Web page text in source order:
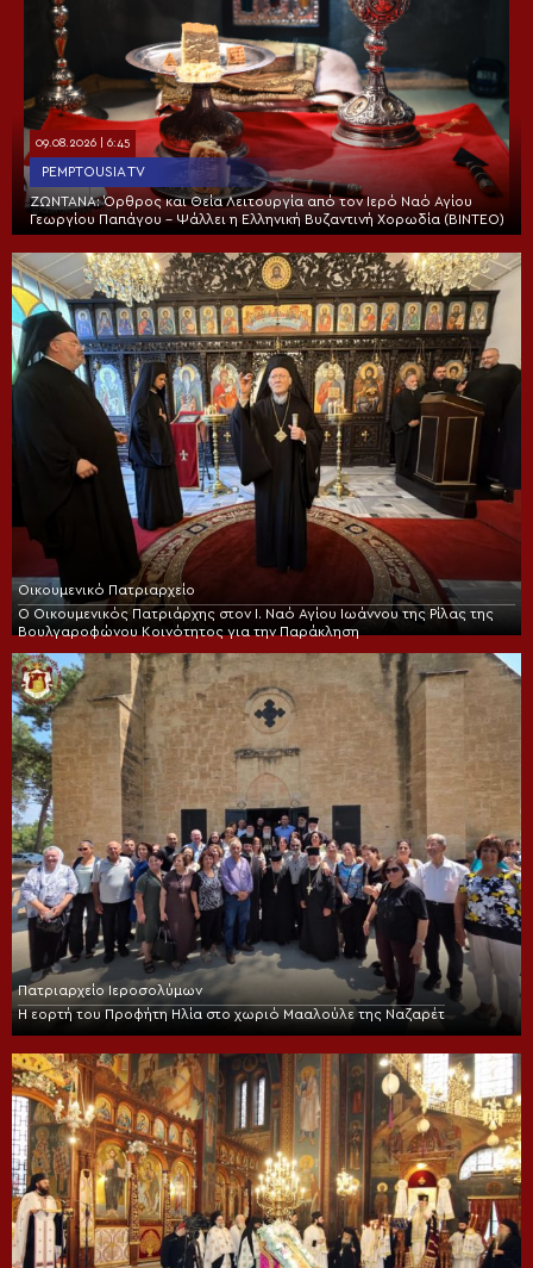
09.08.2026 | 6:45
PEMPTOUSIA TV
ΖΩΝΤΑΝΑ: Όρθρος και Θεία Λειτουργία από τον Ιερό Ναό Αγίου
Γεωργίου Παπάγου – Ψάλλει η Ελληνική Βυζαντινή Χορωδία (ΒΙΝΤΕΟ)
Οικουμενικό Πατριαρχείο
Ο Οικουμενικός Πατριάρχης στον I. Ναό Αγίου Ιωάννου της Ρίλας της
Βουλγαροφώνου Κοινότητος για την Παράκληση
Πατριαρχείο Ιεροσολύμων
Η εορτή του Προφήτη Ηλία στο χωριό Μααλούλε της Ναζαρέτ